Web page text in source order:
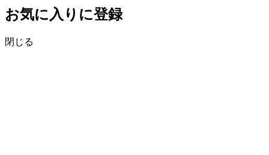
お気に入りに登録
閉じる